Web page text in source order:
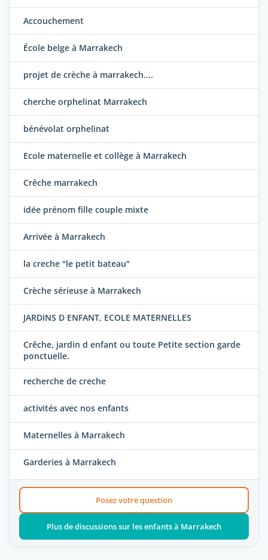
Accouchement
École belge à Marrakech
projet de crèche à marrakech....
cherche orphelinat Marrakech
bénévolat orphelinat
Ecole maternelle et collège à Marrakech
Crêche marrakech
idée prénom fille couple mixte
Arrivée à Marrakech
la creche "le petit bateau"
Crèche sérieuse à Marrakech
JARDINS D ENFANT, ECOLE MATERNELLES
Crêche, jardin d enfant ou toute Petite section garde
ponctuelle.
recherche de creche
activités avec nos enfants
Maternelles à Marrakech
Garderies à Marrakech
Posez votre question
Plus de discussions sur les enfants à Marrakech